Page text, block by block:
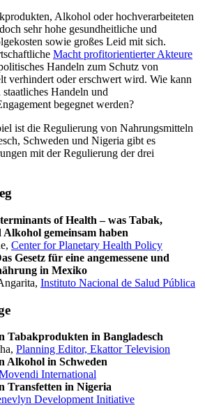
Alkohol oder hochverarbeiteten
sehr hohe gesundheitliche und
sowie großes Leid mit sich.
Macht profitorientierter Akteure
Handeln zum Schutz von
verhindert oder erschwert wird. Wie kann
Handeln und
begegnet werden?
ist die Regulierung von Nahrungsmitteln
Schweden und Nigeria gibt es
mit der Regulierung der drei
of Health – was Tabak,
gemeinsam haben
Center for Planetary Health Policy
Gesetz für eine angemessene und
in Mexiko
Instituto Nacional de Salud Pública
Tabakprodukten in Bangladesch
Planning Editor, Ekattor Television
Alkohol in Schweden
International
Transfetten in Nigeria
Development Initiative